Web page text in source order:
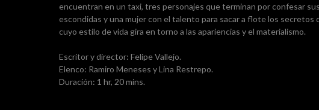
encuentran en un taxi, tres personajes que terminan por confesar
escondidas y una mujer con el talento para sacar a flote los secretos
cuyo estilo de vida gira en torno a las apariencias y el materialismo.
Escritor y director: Felipe Vallejo.
Elenco: Ramiro Meneses y Lina Restrepo.
Duración: 1 hr, 20 mins.